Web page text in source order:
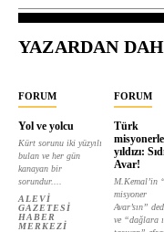
YAZARDAN
FORUM
Yol ve yolcu
Kürt sorunu iki yüzyılı
bulan ve her gün
kanayan bir
sorundur....
ALEVI
GAZETESI
HABER
MERKEZI
FORUM
Türk
yıldızı:
Avar!
M.Kemal’in
misyoner
Avar’sın”
ve “dağlara